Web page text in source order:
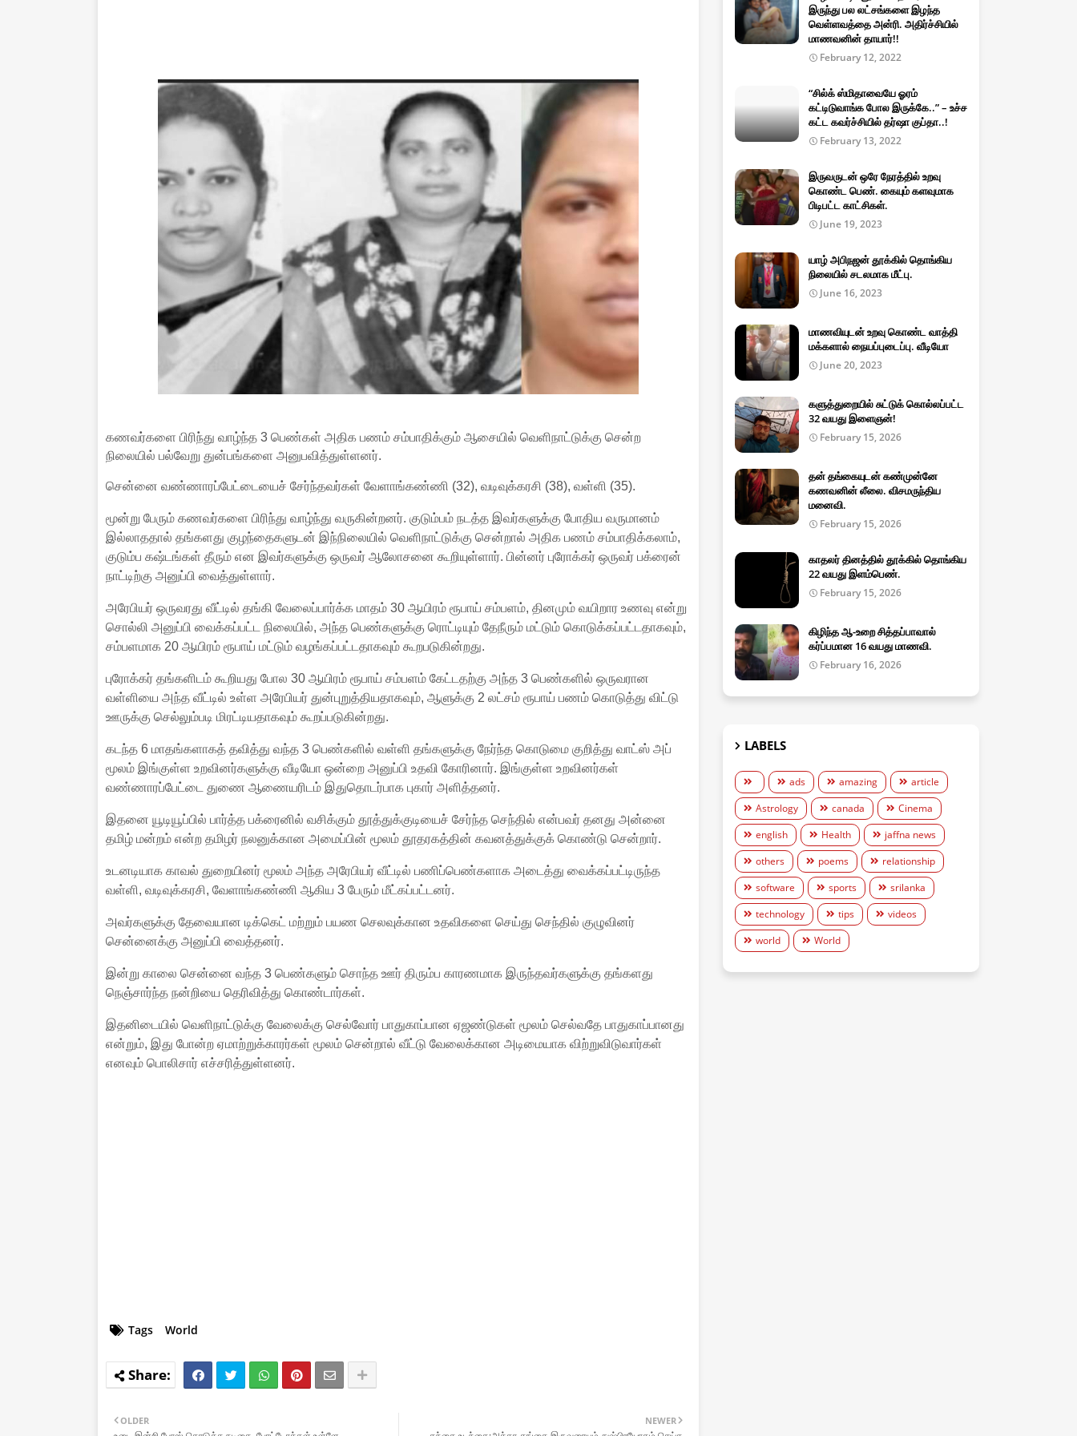
கணவர்களை பிரிந்து வாழ்ந்த 3 பெண்கள் அதிக பணம் சம்பாதிக்கும் ஆசையில் வெளிநாட்டுக்கு சென்ற
நிலையில் பல்வேறு துன்பங்களை அனுபவித்துள்ளனர்.
சென்னை வண்ணாரப்பேட்டையைச் சேர்ந்தவர்கள் வேளாங்கண்ணி (32), வடிவுக்கரசி (38), வள்ளி (35).
மூன்று பேரும் கணவர்களை பிரிந்து வாழ்ந்து வருகின்றனர். குடும்பம் நடத்த இவர்களுக்கு போதிய வருமானம்
இல்லாததால் தங்களது குழந்தைகளுடன் இந்நிலையில் வெளிநாட்டுக்கு சென்றால் அதிக பணம் சம்பாதிக்கலாம்,
குடும்ப கஷ்டங்கள் தீரும் என இவர்களுக்கு ஒருவர் ஆலோசனை கூறியுள்ளார். பின்னர் புரோக்கர் ஒருவர் பக்ரைன்
நாட்டிற்கு அனுப்பி வைத்துள்ளார்.
அரேபியர் ஒருவரது வீட்டில் தங்கி வேலைப்பார்க்க மாதம் 30 ஆயிரம் ரூபாய் சம்பளம், தினமும் வயிறார உணவு என்று
சொல்லி அனுப்பி வைக்கப்பட்ட நிலையில், அந்த பெண்களுக்கு ரொட்டியும் தேநீரும் மட்டும் கொடுக்கப்பட்டதாகவும்,
சம்பளமாக 20 ஆயிரம் ரூபாய் மட்டும் வழங்கப்பட்டதாகவும் கூறபடுகின்றது.
புரோக்கர் தங்களிடம் கூறியது போல 30 ஆயிரம் ரூபாய் சம்பளம் கேட்டதற்கு அந்த 3 பெண்களில் ஒருவரான
வள்ளியை அந்த வீட்டில் உள்ள அரேபியர் துன்புறுத்தியதாகவும், ஆளுக்கு 2 லட்சம் ரூபாய் பணம் கொடுத்து விட்டு
ஊருக்கு செல்லும்படி மிரட்டியதாகவும் கூறப்படுகின்றது.
கடந்த 6 மாதங்களாகத் தவித்து வந்த 3 பெண்களில் வள்ளி தங்களுக்கு நேர்ந்த கொடுமை குறித்து வாட்ஸ் அப்
மூலம் இங்குள்ள உறவினர்களுக்கு வீடியோ ஒன்றை அனுப்பி உதவி கோரினார். இங்குள்ள உறவினர்கள்
வண்ணாரப்பேட்டை துணை ஆணையரிடம் இதுதொடர்பாக புகார் அளித்தனர்.
இதனை யூடியூப்பில் பார்த்த பக்ரைனில் வசிக்கும் தூத்துக்குடியைச் சேர்ந்த செந்தில் என்பவர் தனது அன்னை
தமிழ் மன்றம் என்ற தமிழர் நலனுக்கான அமைப்பின் மூலம் தூதரகத்தின் கவனத்துக்குக் கொண்டு சென்றார்.
உடனடியாக காவல் துறையினர் மூலம் அந்த அரேபியர் வீட்டில் பணிப்பெண்களாக அடைத்து வைக்கப்பட்டிருந்த
வள்ளி, வடிவுக்கரசி, வேளாங்கண்ணி ஆகிய 3 பேரும் மீட்கப்பட்டனர்.
அவர்களுக்கு தேவையான டிக்கெட் மற்றும் பயண செலவுக்கான உதவிகளை செய்து செந்தில் குழுவினர்
சென்னைக்கு அனுப்பி வைத்தனர்.
இன்று காலை சென்னை வந்த 3 பெண்களும் சொந்த ஊர் திரும்ப காரணமாக இருந்தவர்களுக்கு தங்களது
நெஞ்சார்ந்த நன்றியை தெரிவித்து கொண்டார்கள்.
இதனிடையில் வெளிநாட்டுக்கு வேலைக்கு செல்வோர் பாதுகாப்பான ஏஜண்டுகள் மூலம் செல்வதே பாதுகாப்பானது
என்றும், இது போன்ற ஏமாற்றுக்காரர்கள் மூலம் சென்றால் வீட்டு வேலைக்கான அடிமையாக விற்றுவிடுவார்கள்
எனவும் பொலிசார் எச்சரித்துள்ளனர்.
Tags World
NEWER
OLDER
இருந்து பல லட்சங்களை இழந்த
வெள்ளவத்தை அன்ரி. அதிர்ச்சியில்
மாணவனின் தாயார்!!
February 12, 2022
“சில்க் ஸ்மிதாவையே ஓரம்
கட்டிடுவாங்க போல இருக்கே..” – உச்ச
கட்ட கவர்ச்சியில் தர்ஷா குப்தா..!
February 13, 2022
இருவருடன் ஒரே நேரத்தில் உறவு
கொண்ட பெண். கையும் களவுமாக
பிடிபட்ட காட்சிகள்.
June 19, 2023
யாழ் அபிநஜன் தூக்கில் தொங்கிய
நிலையில் சடலமாக மீட்பு.
June 16, 2023
மாணவியுடன் உறவு கொண்ட வாத்தி
மக்களால் நையப்புடைப்பு. வீடியோ
June 20, 2023
களுத்துறையில் சுட்டுக் கொல்லப்பட்ட
32 வயது இளைஞன்!
February 15, 2026
தன் தங்கையுடன் கண்முன்னே
கணவனின் லீலை. விசமருந்திய
மனைவி.
February 15, 2026
காதலர் தினத்தில் தூக்கில் தொங்கிய
22 வயது இளம்பெண்.
February 15, 2026
கிழிந்த ஆ-உறை சித்தப்பாவால்
கர்ப்பமான 16 வயது மாணவி.
February 16, 2026
LABELS
ads amazing
article
Astrology
canada
Cinema
english
Health
jaffna news
others
poems
relationship
software
sports
srilanka
technology
tips
videos
world
World